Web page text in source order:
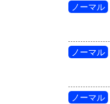
ノーマル
ノーマル
ノーマル